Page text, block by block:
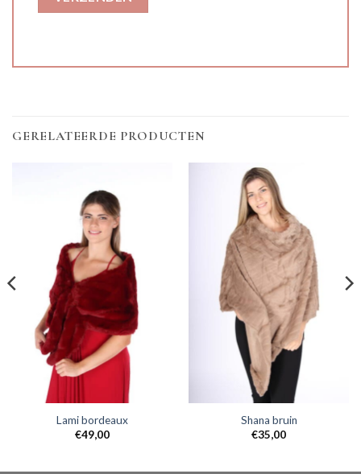
GERELATEERDE PRODUCTEN
Lami bordeaux
€49,00
Shana bruin
€35,00